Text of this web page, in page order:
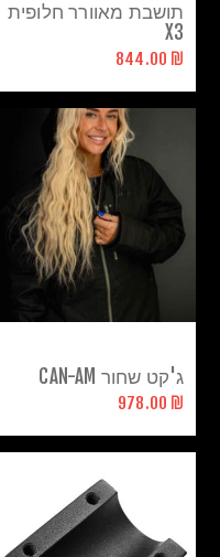
תושבת מאוורר חלופית
X3
₪ 844.00
ג'קט שחור CAN-AM
₪ 978.00